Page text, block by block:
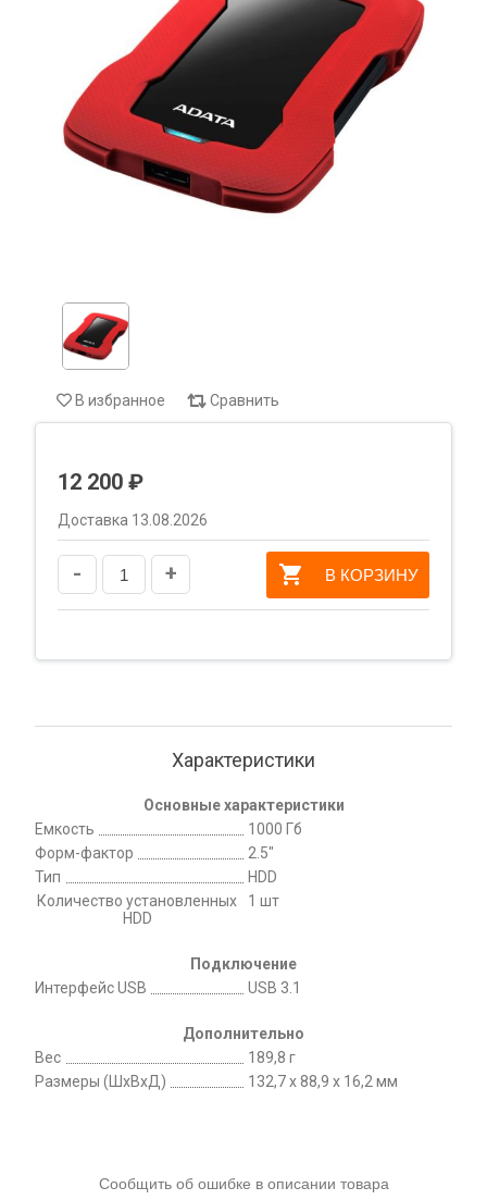
В избранное Сравнить
12 200 ₽
Доставка 13.08.2026
- + В КОРЗИНУ
Характеристики
Основные характеристики
Емкость
1000 Гб
Форм-фактор
2.5"
Тип
HDD
Количество установленных
HDD
1 шт
Подключение
Интерфейс USB
USB 3.1
Дополнительно
Вес
189,8 г
Размеры (ШхВхД)
132,7 x 88,9 x 16,2 мм
Сообщить об ошибке в описании товара